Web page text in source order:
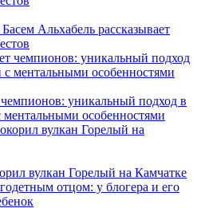
Альхабель рассказывает
уникальный подход в
ментальными особенностями
вулкан Горелый на Камчатке